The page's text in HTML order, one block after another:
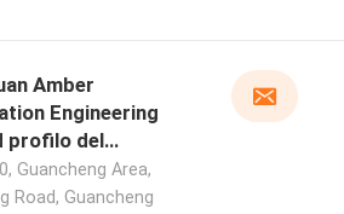
Amber
Engineering
profilo del
Guancheng Area,
Road, Guancheng